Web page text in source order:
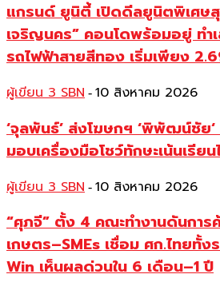
แกรนด์ ยูนิตี้ เปิดดีลยูนิตพิเศษสุ
เจริญนคร” คอนโดพร้อมอยู่ ทำ
รถไฟฟ้าสายสีทอง เริ่มเพียง
ผู้เขียน 3 SBN - 10 สิงหาคม 2026
‘จุลพันธ์’ ส่งโฆษกฯ ‘พิพัฒน์ชัย
มอบเครื่องมือโชว์ทักษะเน้นเรีย
ผู้เขียน 3 SBN - 10 สิงหาคม 2026
“ศุภจี” ตั้ง 4 คณะทำงานดันการ
เกษตร–SMEs เชื่อม ศก.ไทยทั้ง
Win เห็นผลด่วนใน 6 เดือน–1 ปี